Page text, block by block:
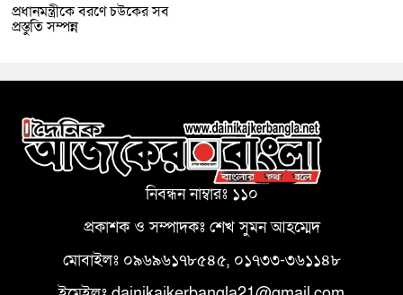
প্রধানমন্ত্রীকে বরণে চউকের সব
প্রস্তুতি সম্পন্ন
নিবন্ধন নাম্বারঃ ১১০
প্রকাশক ও সম্পাদকঃ শেখ সুমন আহম্মেদ
মোবাইলঃ ০৯৬৯৬১৭৮৫৪৫, ০১৭৩৩-৩৬১১৪৮